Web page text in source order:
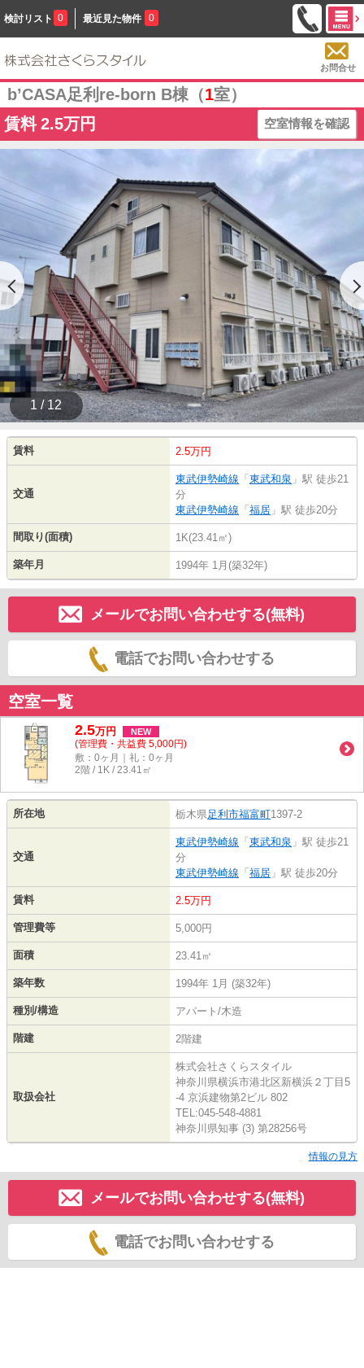
検討リスト 0 最近見た物件 0
お問合せ
b’CASA足利re-born B棟（1室）
賃料 2.5万円 空室情報を確認
1 / 12
賃料 2.5万円
交通
東武伊勢崎線 「 東武和泉 」駅 徒歩21
分
東武伊勢崎線 「 福居 」駅 徒歩20分
間取り(面積) 1K(23.41㎡)
築年月 1994年 1月(築32年)
メールでお問い合わせする(無料)
電話でお問い合わせする
空室一覧
2.5万円 NEW
(管理費・共益費 5,000円)
敷：0ヶ月｜礼：0ヶ月
2階 / 1K / 23.41㎡
所在地 栃木県足利市福富町1397-2
交通
東武伊勢崎線 「 東武和泉 」駅 徒歩21
分
東武伊勢崎線 「 福居 」駅 徒歩20分
賃料 2.5万円
管理費等 5,000円
面積 23.41㎡
築年数 1994年 1月 (築32年)
種別/構造 アパート/木造
階建 2階建
取扱会社
株式会社さくらスタイル
神奈川県横浜市港北区新横浜２丁目5
-4 京浜建物第2ビル 802
TEL:045-548-4881
神奈川県知事 (3) 第28256号
情報の見方
メールでお問い合わせする(無料)
電話でお問い合わせする